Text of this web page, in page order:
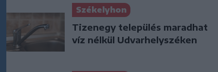
Székelyhon
Tizenegy település maradhat
víz nélkül Udvarhelyszéken